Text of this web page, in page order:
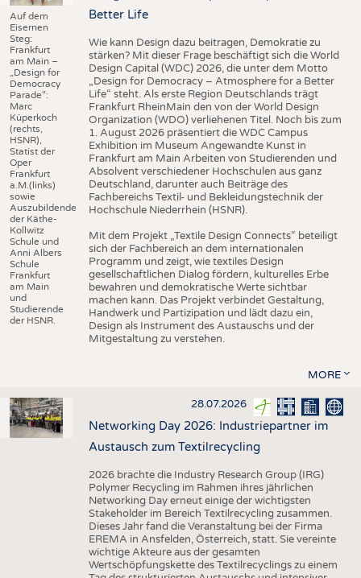
Auf dem
Eisernen
Steg:
Frankfurt
am Main –
„Design for
Democracy
Parade“:
Marc
Küperkoch
(rechts,
HSNR),
Statist der
Oper
Frankfurt
a.M.(links)
sowie
Auszubildende
der Käthe-
Kollwitz
Schule und
Anni Albers
Schule
Frankfurt
am Main
und
Studierende
der HSNR.
Better Life
Wie kann Design dazu beitragen, Demokratie zu
stärken? Mit dieser Frage beschäftigt sich die World
Design Capital (WDC) 2026, die unter dem Motto
„Design for Democracy – Atmosphere for a Better
Life“ steht. Als erste Region Deutschlands trägt
Frankfurt RheinMain den von der World Design
Organization (WDO) verliehenen Titel. Noch bis zum
1. August 2026 präsentiert die WDC Campus
Exhibition im Museum Angewandte Kunst in
Frankfurt am Main Arbeiten von Studierenden und
Absolvent verschiedener Hochschulen aus ganz
Deutschland, darunter auch Beiträge des
Fachbereichs Textil- und Bekleidungstechnik der
Hochschule Niederrhein (HSNR).
Mit dem Projekt „Textile Design Connects“ beteiligt
sich der Fachbereich an dem internationalen
Programm und zeigt, wie textiles Design
gesellschaftlichen Dialog fördern, kulturelles Erbe
bewahren und demokratische Werte sichtbar
machen kann. Das Projekt verbindet Gestaltung,
Handwerk und Partizipation und lädt dazu ein,
Design als Instrument des Austauschs und der
Mitgestaltung zu verstehen.
MORE
28.07.2026
Networking Day 2026: Industriepartner im
Austausch zum Textilrecycling
2026 brachte die Industry Research Group (IRG)
Polymer Recycling im Rahmen ihres jährlichen
Networking Day erneut einige der wichtigsten
Stakeholder im Bereich Textilrecycling zusammen.
Dieses Jahr fand die Veranstaltung bei der Firma
EREMA in Ansfelden, Österreich, statt. Sie vereinte
wichtige Akteure aus der gesamten
Wertschöpfungskette des Textilrecyclings zu einem